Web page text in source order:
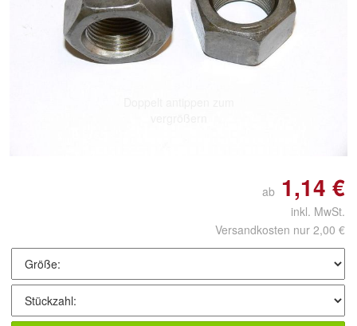
ab 1,14 €
inkl. MwSt.
Versandkosten nur 2,00 €